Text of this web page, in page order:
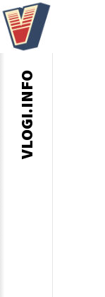
VLOGI.INFO